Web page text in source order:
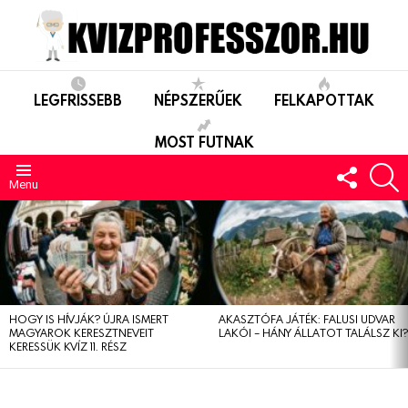
LEGFRISSEBB NÉPSZERŰEK FELKAPOTTAK
MOST FUTNAK
Menu
US
LEGUTÓBBIAK
HOGY IS HÍVJÁK? ÚJRA ISMERT
MAGYAROK KERESZTNEVEIT
KERESSÜK KVÍZ 11. RÉSZ
AKASZTÓFA JÁTÉK: FALUSI UDVAR
LAKÓI – HÁNY ÁLLATOT TALÁLSZ KI?